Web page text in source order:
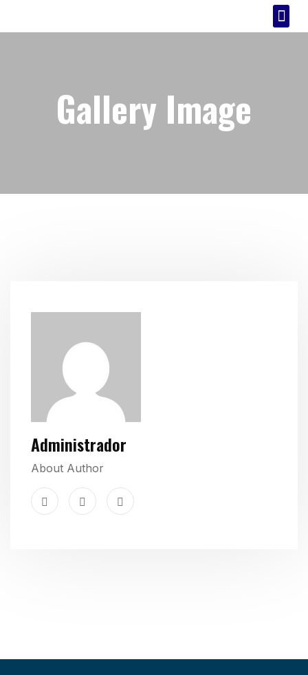
Gallery Image
Administrador
About Author